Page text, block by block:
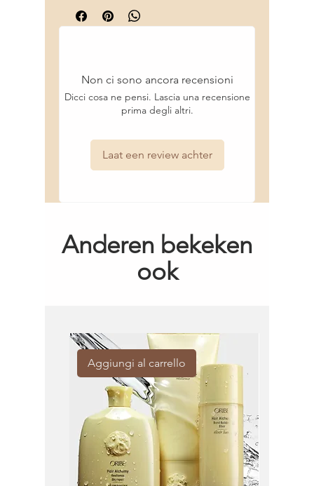
Herstelt en versterkt beschadigd haar
Biedt diepe hydratatie door melkzuur en
Veganistische formule
laat het twee minuten zijn magie doen.
Spoel de conditioner daarna goed uit, en
de Moist Repair Hydrating Oil voor extra
Met deze conditioner kam je je
het verleden! Je haar voelt zijdezacht aan
en straalt een gezonde glans uit!
Deskundig advies bij het kiezen van de
juiste producten voor jouw haar.
Non ci sono ancora recensioni
Dicci cosa ne pensi. Lascia una recensione
prima degli altri.
Laat een review achter
Anderen bekeken
ook
Aggiungi al carrello